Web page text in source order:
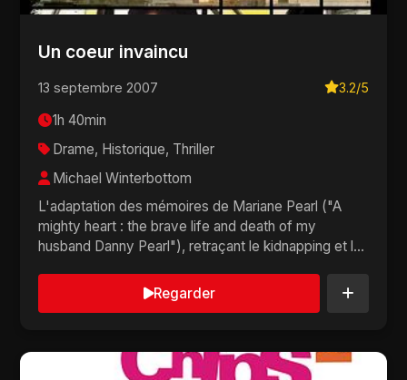
Un coeur invaincu
13 septembre 2007 3.2/5
1h 40min
Drame, Historique, Thriller
Michael Winterbottom
L'adaptation des mémoires de Mariane Pearl ("A
mighty heart : the brave life and death of my
husband Danny Pearl"), retraçant le kidnapping et le
Regarder